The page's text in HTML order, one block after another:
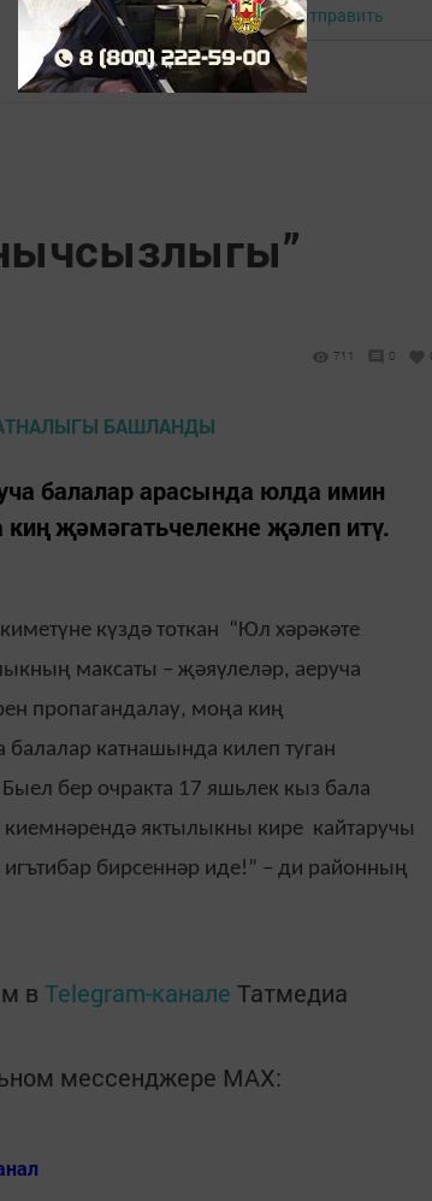
Авторизоваться Отправить
711 0
балалар арасында юлда имин
җәмәгатьчелекне җәлеп итү.
күздә тоткан “Юл хәрәкәте
максаты – җәяүлеләр, аеруча
пропагандалау, моңа киң
катнашында килеп туган
бер очракта 17 яшьлек кыз бала
яктылыкны кире кайтаручы
бирсеннәр иде!” – ди районның
в Telegram-канале Татмедиа
мессенджере MАХ: